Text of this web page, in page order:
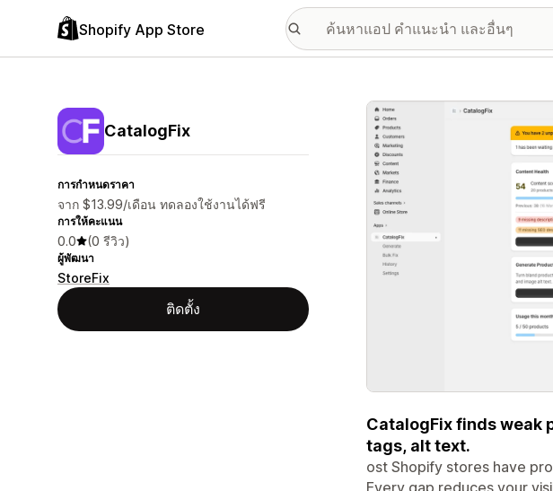
Shopify App Store
CatalogFix
การกำหนดราคา
จาก $13.99/เดือน ทดลองใช้งานได้ฟรี
การให้คะแนน
0.0 (0 รีวิว)
ผู้พัฒนา
StoreFix
ติดตั้ง
แกลเลอรีรูปภาพที่แสดง
CatalogFix finds weak
tags, alt text.
ost Shopify stores have
Every gap reduces your